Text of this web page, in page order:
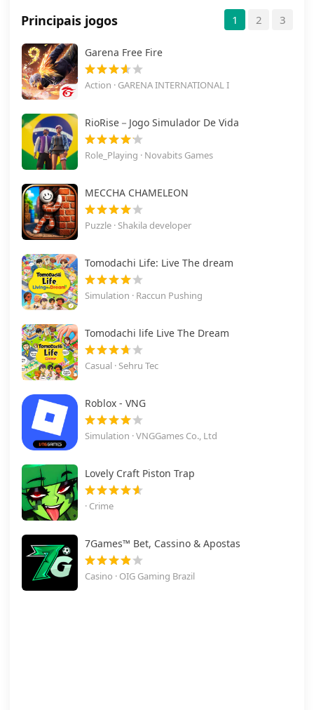
Principais jogos 1 2 3
Garena Free Fire
Action · GARENA INTERNATIONAL I
RioRise－Jogo Simulador De Vida
Role_Playing · Novabits Games
MECCHA CHAMELEON
Puzzle · Shakila developer
Tomodachi Life: Live The dream
Simulation · Raccun Pushing
Tomodachi life Live The Dream
Casual · Sehru Tec
Roblox - VNG
Simulation · VNGGames Co., Ltd
Lovely Craft Piston Trap
· Crime
7Games™ Bet, Cassino & Apostas
Casino · OIG Gaming Brazil